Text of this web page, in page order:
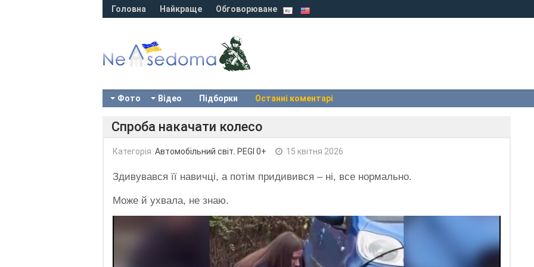
Головна Найкраще Обговорюване
Фото Відео Підборки Останні коментарі
Спроба накачати колесо
Категорія: Автомобільний світ, PEGI 0+ 15 квітня 2026
Здивувався її навичці, а потім придивився – ні, все нормально.
Може й ухвала, не знаю.
Player